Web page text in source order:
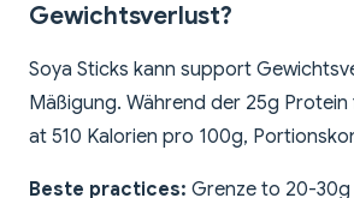
Gewichtsverlust?
Soya Sticks kann support
Mäßigung. Während der 25g
at 510 Kalorien pro 100g,
Beste practices: Grenze to 20-